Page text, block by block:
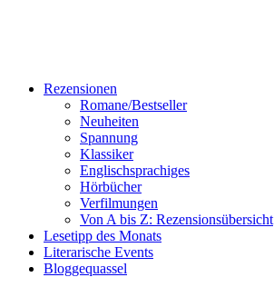
Rezensionen
Romane/Bestseller
Neuheiten
Spannung
Klassiker
Englischsprachiges
Hörbücher
Verfilmungen
Von A bis Z: Rezensionsübersicht
Lesetipp des Monats
Literarische Events
Bloggequassel